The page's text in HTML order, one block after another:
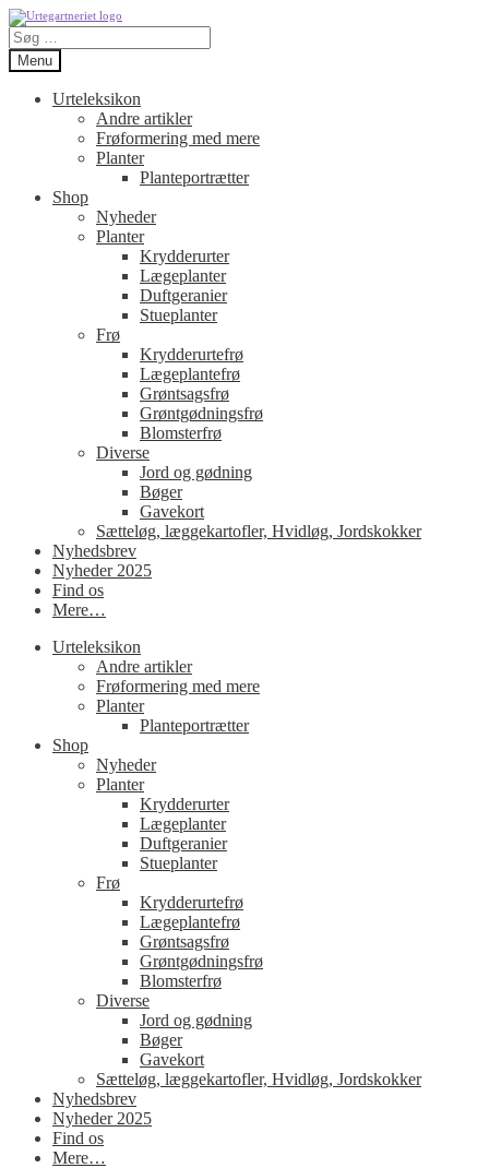
Spring
til
navigation
Spring
til
indhold
Søg
efter:
Menu
Urteleksikon
Andre artikler
Frøformering med mere
Planter
Planteportrætter
Shop
Nyheder
Planter
Krydderurter
Lægeplanter
Duftgeranier
Stueplanter
Frø
Krydderurtefrø
Lægeplantefrø
Grøntsagsfrø
Grøntgødningsfrø
Blomsterfrø
Diverse
Jord og gødning
Bøger
Gavekort
Sætteløg, læggekartofler, Hvidløg, Jordskokker
Nyhedsbrev
Nyheder 2025
Find os
Mere…
Urteleksikon
Andre artikler
Frøformering med mere
Planter
Planteportrætter
Shop
Nyheder
Planter
Krydderurter
Lægeplanter
Duftgeranier
Stueplanter
Frø
Krydderurtefrø
Lægeplantefrø
Grøntsagsfrø
Grøntgødningsfrø
Blomsterfrø
Diverse
Jord og gødning
Bøger
Gavekort
Sætteløg, læggekartofler, Hvidløg, Jordskokker
Nyhedsbrev
Nyheder 2025
Find os
Mere…